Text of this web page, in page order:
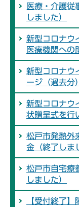
医療・介護従
しました）
新型コロナウ
医療機関への
新型コロナウ
ージ（過去分）
新型コロナウ
状贈呈式を行
松戸市発熱外
金（終了しま
松戸市自宅療
しました）
【受付終了